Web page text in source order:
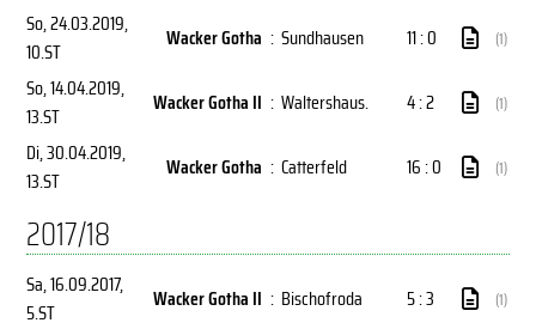
So, 24.03.2019,
10.ST
Wacker Gotha : Sundhausen 11 : 0 (1)
So, 14.04.2019,
13.ST
Wacker Gotha II : Waltershaus. 4 : 2 (1)
Di, 30.04.2019,
13.ST
Wacker Gotha : Catterfeld 16 : 0 (1)
2017/18
Sa, 16.09.2017,
5.ST
Wacker Gotha II : Bischofroda 5 : 3 (1)